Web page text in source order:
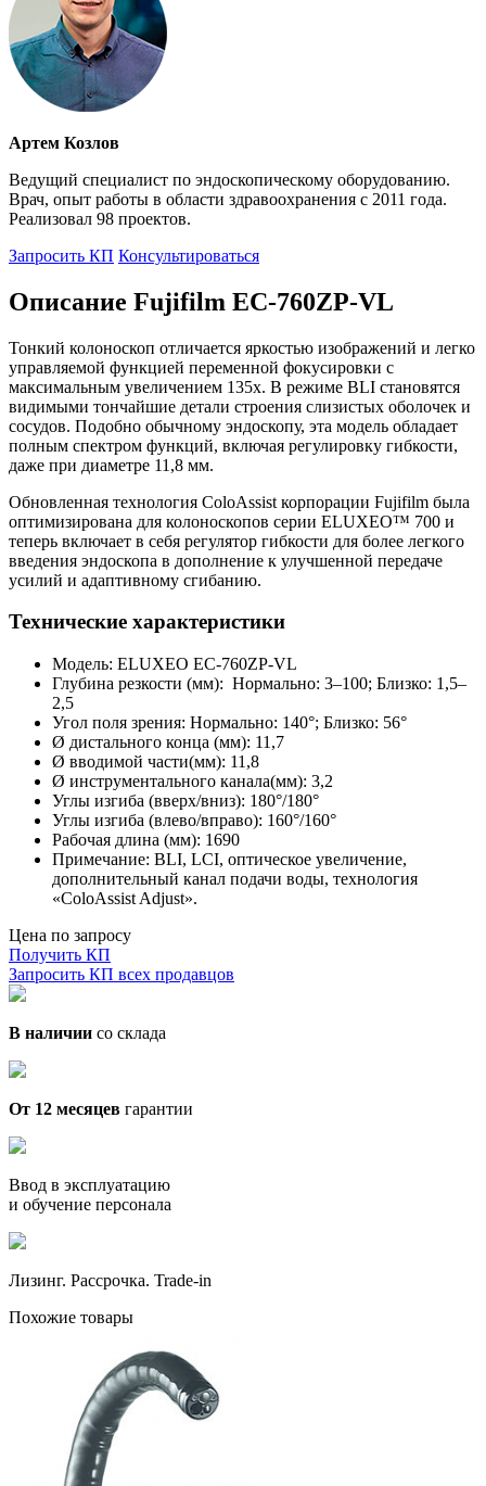
Артем Козлов
Ведущий специалист по эндоскопическому оборудованию.
Врач, опыт работы в области здравоохранения с 2011 года.
Реализовал 98 проектов.
Запросить КП Консультироваться
Описание Fujifilm EC-760ZP-VL
Тонкий колоноскоп отличается яркостью изображений и легко
управляемой функцией переменной фокусировки с
максимальным увеличением 135x. В режиме BLI становятся
видимыми тончайшие детали строения слизистых оболочек и
сосудов. Подобно обычному эндоскопу, эта модель обладает
полным спектром функций, включая регулировку гибкости,
даже при диаметре 11,8 мм.
Обновленная технология ColoAssist корпорации Fujifilm была
оптимизирована для колоноскопов серии ELUXEO™ 700 и
теперь включает в себя регулятор гибкости для более легкого
введения эндоскопа в дополнение к улучшенной передаче
усилий и адаптивному сгибанию.
Технические характеристики
Модель: ELUXEO EC-760ZP-VL
Глубина резкости (мм): Нормально: 3–100; Близко: 1,5–
2,5
Угол поля зрения: Нормально: 140°; Близко: 56°
Ø дистального конца (мм): 11,7
Ø вводимой части(мм): 11,8
Ø инструментального канала(мм): 3,2
Углы изгиба (вверх/вниз): 180°/180°
Углы изгиба (влево/вправо): 160°/160°
Рабочая длина (мм): 1690
Примечание: BLI, LCI, оптическое увеличение,
дополнительный канал подачи воды, технология
«ColoAssist Adjust».
Цена по запросу
Получить КП
Запросить КП всех продавцов
В наличии со склада
От 12 месяцев гарантии
Ввод в эксплуатацию
и обучение персонала
Лизинг. Рассрочка. Trade-in
Похожие товары